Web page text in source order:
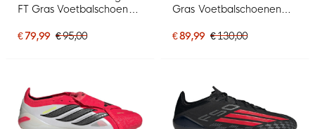
FT Gras Voetbalschoenen
€ 79,99 € 95,00
Gras Voetbalschoenen
€ 89,99 € 130,00